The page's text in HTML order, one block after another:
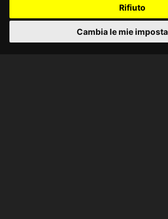
Rifiuto
Cambia le mie